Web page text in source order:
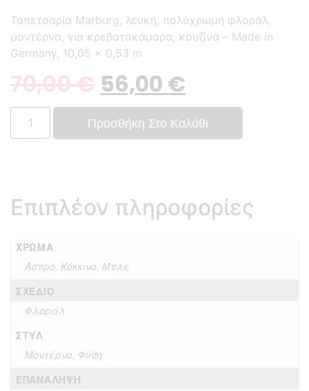
Ταπετσαρία Marburg, λευκή, πολύχρωμη φλοράλ,
μοντέρνα, για κρεβατοκάμαρα, κουζίνα – Made in
Germany, 10,05 x 0,53 m
70,00€ 56,00 €
Προσθήκη Στο Καλάθι
Επιπλέον πληροφορίες
ΧΡΏΜΑ
Άσπρο, Κόκκινο, Μπλε
ΣΧΈΔΙΟ
Φλοράλ
ΣΤΥΛ
Μοντέρνο, Φύση
ΕΠΑΝΆΛΗΨΗ